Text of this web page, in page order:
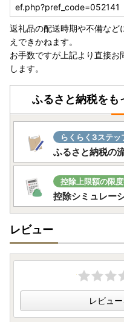
ef.php?pref_code=052141
返礼品の配送時期や不備など
えできかねます。
お手数ですが上記より直接
します。
ふるさと納税をも
らくらく3ステッ
ふるさと納税の
控除上限額の限
控除シミュレー
レビュー
レビュ